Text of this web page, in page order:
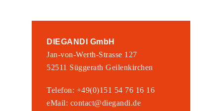
DIEGANDI GmbH
Jan-von-Werth-Strasse 127
52511 Süggerath Geilenkirchen
Telefon: +49(0)151 54 76 16 16
eMail: contact@diegandi.de